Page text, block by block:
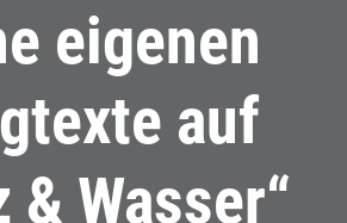
eigenen
auf
& Wasser“